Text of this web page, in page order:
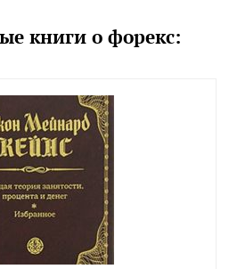
книги о форекс: